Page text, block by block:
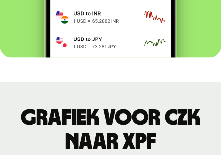
Grafiek voor CZK
naar XPF